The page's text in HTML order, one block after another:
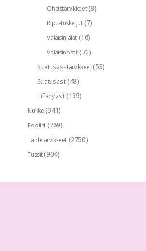
Oheistarvikkeet (8)
Ripustusketjut (7)
Valaisinjalat (16)
Valaisinosat (72)
Sulatuslasi- tarvikkeet (53)
Sulatuslasit (48)
Tiffanylasit (159)
Nukke (341)
Posliini (769)
Taidetarvikkeet (2750)
Tussit (904)